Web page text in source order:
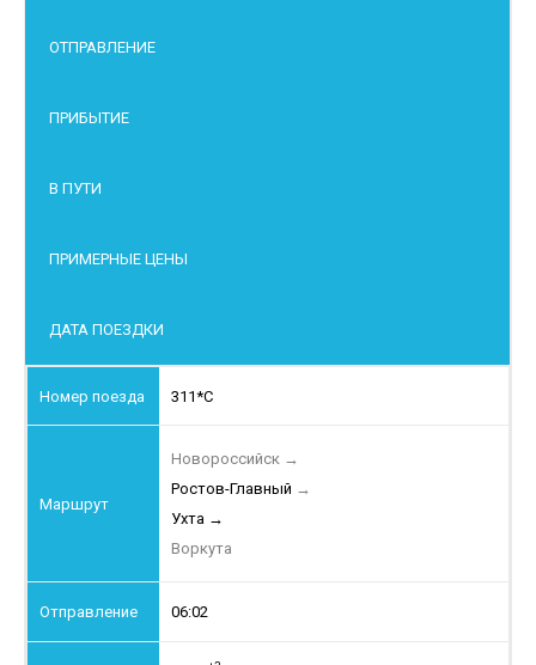
ОТПРАВЛЕНИЕ
ПРИБЫТИЕ
В ПУТИ
ПРИМЕРНЫЕ ЦЕНЫ
ДАТА ПОЕЗДКИ
311*С
Новороссийск →
Ростов-Главный →
Ухта →
Воркута
06:02